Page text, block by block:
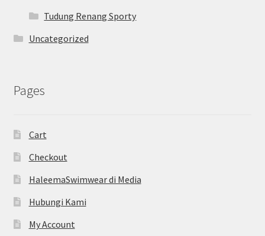
Tudung Renang Sporty
Uncategorized
Pages
Cart
Checkout
HaleemaSwimwear di Media
Hubungi Kami
My Account